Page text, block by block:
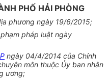
PHỐ HẢI PHÒNG
phương ngày 19/6/2015;
pháp luật ngày
ngày 04/4/2014 của Chính
môn thuộc Ủy ban nhân
ương;